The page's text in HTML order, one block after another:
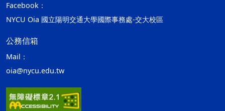
Facebook：
NYCU Oia 國立陽明交通大學國際事務處-交大校區
公務信箱
Mail：
oia@nycu.edu.tw